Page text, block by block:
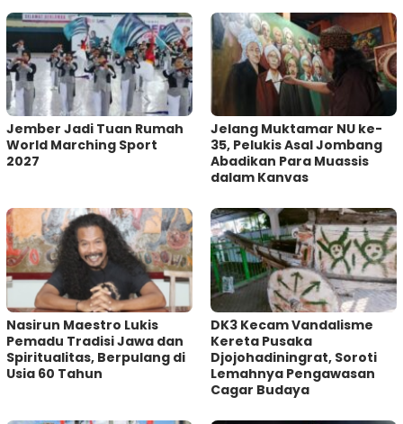
Jember Jadi Tuan Rumah
World Marching Sport
2027
Jelang Muktamar NU ke-
35, Pelukis Asal Jombang
Abadikan Para Muassis
dalam Kanvas
‎Nasirun Maestro Lukis
Pemadu Tradisi Jawa dan
Spiritualitas, Berpulang di
Usia 60 Tahun
DK3 Kecam Vandalisme
Kereta Pusaka
Djojohadiningrat, Soroti
Lemahnya Pengawasan
Cagar Budaya